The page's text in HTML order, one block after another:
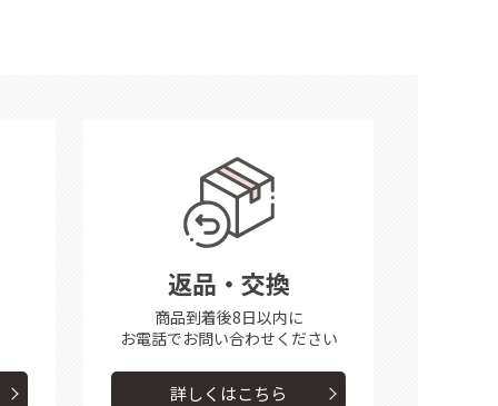
返品・交換
商品到着後8日以内に
お電話でお問い合わせください
詳しくはこちら